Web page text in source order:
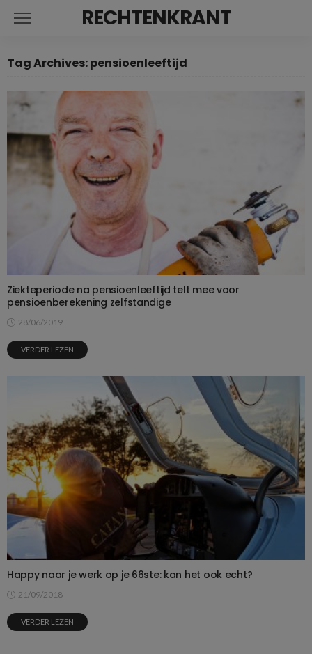
RECHTENKRANT
Tag Archives: pensioenleeftijd
Ziekteperiode na pensioenleeftijd telt mee voor
pensioenberekening zelfstandige
28/06/2019
VERDER LEZEN
Happy naar je werk op je 66ste: kan het ook echt?
21/09/2018
VERDER LEZEN